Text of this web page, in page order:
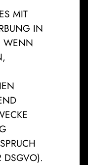
MIT
IN
WENN
DSGVO).